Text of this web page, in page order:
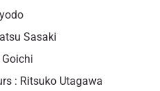
Sasaki
: Ritsuko Utagawa